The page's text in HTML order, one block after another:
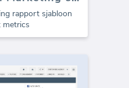
rapport sjabloon
metrics